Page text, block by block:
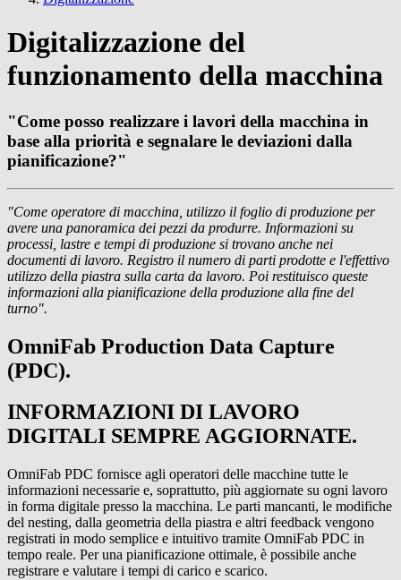
Digitalizzazione del
funzionamento della macchina
"Come posso realizzare i lavori della macchina in
base alla priorità e segnalare le deviazioni dalla
pianificazione?"
"Come operatore di macchina, utilizzo il foglio di produzione per
avere una panoramica dei pezzi da produrre. Informazioni su
processi, lastre e tempi di produzione si trovano anche nei
documenti di lavoro. Registro il numero di parti prodotte e l'effettivo
utilizzo della piastra sulla carta da lavoro. Poi restituisco queste
informazioni alla pianificazione della produzione alla fine del
turno".
OmniFab Production Data Capture
(PDC).
INFORMAZIONI DI LAVORO
DIGITALI SEMPRE AGGIORNATE.
OmniFab PDC fornisce agli operatori delle macchine tutte le
informazioni necessarie e, soprattutto, più aggiornate su ogni lavoro
in forma digitale presso la macchina. Le parti mancanti, le modifiche
del nesting, dalla geometria della piastra e altri feedback vengono
registrati in modo semplice e intuitivo tramite OmniFab PDC in
tempo reale. Per una pianificazione ottimale, è possibile anche
registrare e valutare i tempi di carico e scarico.